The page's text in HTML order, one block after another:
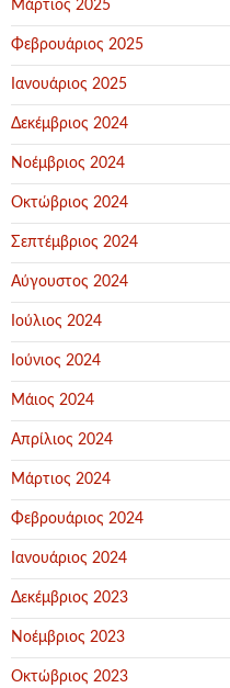
Μάρτιος 2025
Φεβρουάριος 2025
Ιανουάριος 2025
Δεκέμβριος 2024
Νοέμβριος 2024
Οκτώβριος 2024
Σεπτέμβριος 2024
Αύγουστος 2024
Ιούλιος 2024
Ιούνιος 2024
Μάιος 2024
Απρίλιος 2024
Μάρτιος 2024
Φεβρουάριος 2024
Ιανουάριος 2024
Δεκέμβριος 2023
Νοέμβριος 2023
Οκτώβριος 2023